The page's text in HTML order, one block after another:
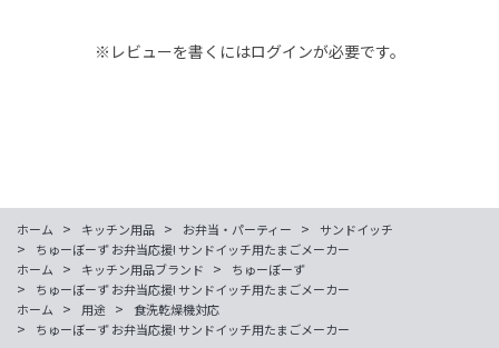
※レビューを書くにはログインが必要です。
ホーム > キッチン用品 > お弁当・パーティー > サンドイッチ
>
ちゅーぼーず お弁当応援! サンドイッチ用たまごメーカー
ホーム
> キッチン用品ブランド > ちゅーぼーず
>
ちゅーぼーず お弁当応援! サンドイッチ用たまごメーカー
ホーム
> 用途 > 食洗乾燥機対応
> ちゅーぼーず お弁当応援! サンドイッチ用たまごメーカー